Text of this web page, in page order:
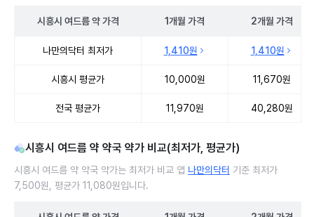
시흥시 여드름 약가격 1개월 가격 2개월 가격
나만의닥터 최저가 1,410원 1,410원
시흥시 평균가 10,000원 11,670원
전국 평균가 11,970원 40,280원
시흥시 여드름 약 약국 약가 비교(최저가, 평균가)
시흥시 여드름 약 약국 약가는 최저가 비교 앱 나만의닥터 기준 최저가
7,500원, 평균가 11,080원입니다.